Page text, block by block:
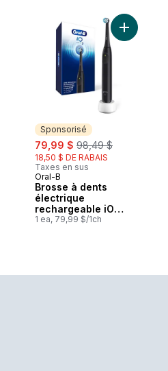
Brosse à dents à pile Complete,
Sponsorisé
sale:
79,99 $ , formerly:
98,49 $
18,50 $ DE RABAIS
Taxes en sus
Sponsorisé
Oral-B
Brosse à dents
électrique
rechargeable iO
Série 2, noir minuit
protéger les
1 ea, 79,99 $/1ch
Ajouter